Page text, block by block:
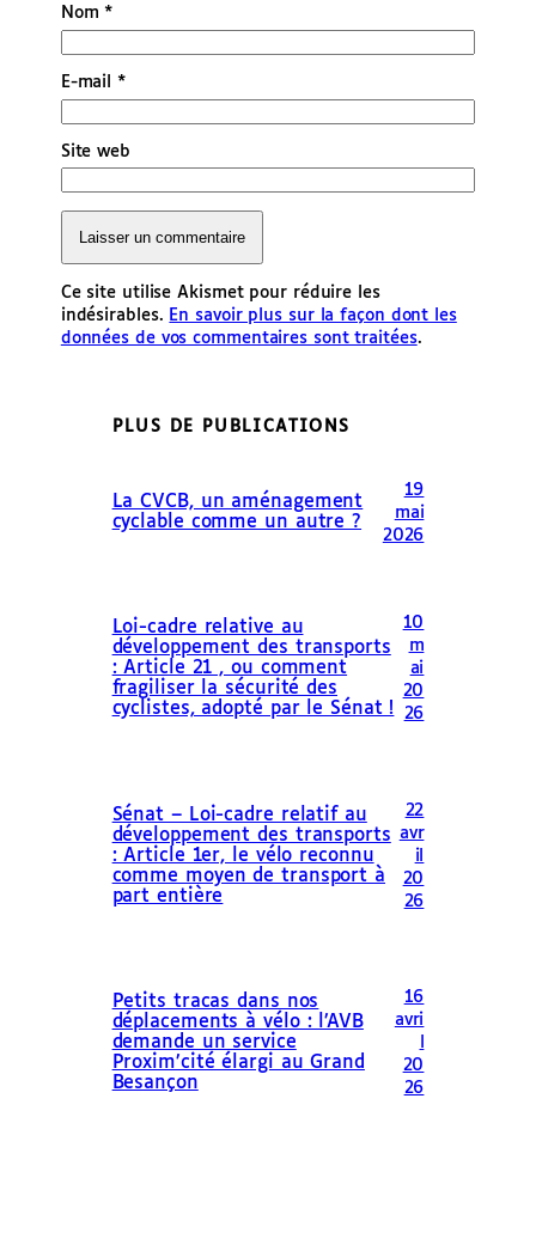
Nom*
E-mail*
Site web
Ce site utilise Akismet pour réduire les
indésirables. En savoir plus sur la façon dont les
données de vos commentaires sont traitées.
PLUS DE PUBLICATIONS
La CVCB, un aménagement
cyclable comme un autre ?
19
mai
2026
Loi-cadre relative au
développement des transports
: Article 21 , ou comment
fragiliser la sécurité des
cyclistes, adopté par le Sénat !
10
m
ai
20
26
Sénat – Loi-cadre relatif au
développement des transports
: Article 1er, le vélo reconnu
comme moyen de transport à
part entière
22
avr
il
20
26
Petits tracas dans nos
déplacements à vélo : l’AVB
demande un service
Proxim’cité élargi au Grand
Besançon
16
avri
20
26